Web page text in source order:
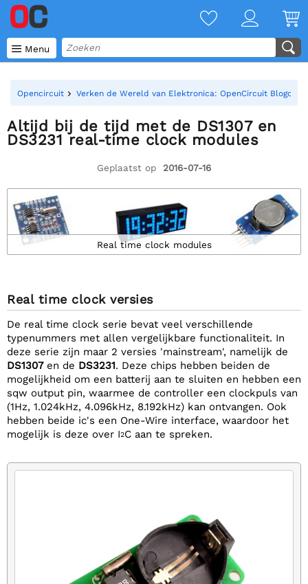
 Menu
Opencircuit Verken de Wereld van Elektronica: OpenCircuit
Altijd bij de tijd met de DS1307 en
DS3231 real-time clock modules
Geplaatst op 2016-07-16
Real time clock modules
Real time clock versies
De real time clock serie bevat veel verschillende
typenummers met allen vergelijkbare functionaliteit. In
deze serie zijn maar 2 versies 'mainstream', namelijk de
DS1307 en de DS3231. Deze chips hebben beiden de
mogelijkheid om een batterij aan te sluiten en hebben een
sqw output pin, waarmee de controller een clockpuls van
(1Hz, 1.024kHz, 4.096kHz, 8.192kHz) kan ontvangen. Ook
hebben beide ic's een One-Wire interface, waardoor het
mogelijk is deze over I2C aan te spreken.